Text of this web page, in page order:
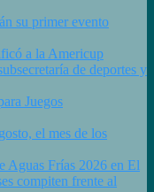
su primer evento
a la Americup
de deportes y
Juegos
el mes de los
Aguas Frías 2026 en El
compiten frente al